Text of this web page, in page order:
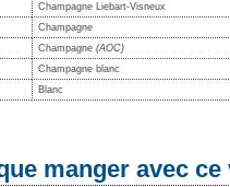
Champagne Liebart-Visneux
Champagne
Champagne (AOC)
Champagne blanc
Blanc
manger avec ce